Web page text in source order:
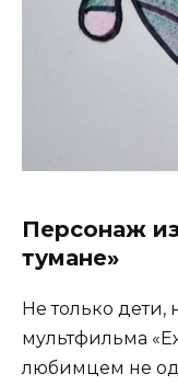
Персонаж
тумане»
Не только дети,
мультфильма
любимцем не